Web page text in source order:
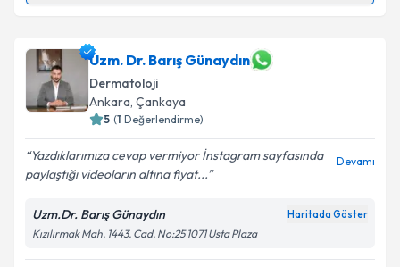
için bir takvim hazırlandığında e-posta ile
bilgilendireceğiz.
E-posta Adresiniz
Metni'ni okudum ve kişisel verilerimin belirtilen
kapsamda işlenmesini kabul ediyorum.
Uzm. Dr. Barış Günaydın
Dermatoloji
Ankara, Çankaya
5 (1 Değerlendirme)
Yazdıklarımıza cevap vermiyor İnstagram sayfasında
paylaştığı videoların altına fiyat...
Devamı
Uzm.Dr. Barış Günaydın Haritada Göster
Kızılırmak Mah. 1443. Cad. No:25 1071 Usta Plaza